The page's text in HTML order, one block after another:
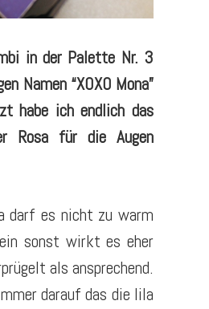
in der Palette Nr. 3
Namen “XOXO Mona”
habe ich endlich das
Rosa für die Augen
darf es nicht zu warm
sonst wirkt es eher
als ansprechend.
darauf das die lila